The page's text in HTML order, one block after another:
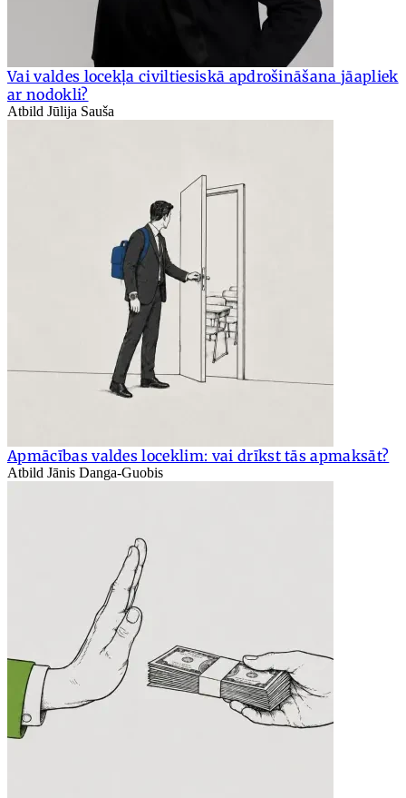
Vai valdes locekļa civiltiesiskā apdrošināšana jāapliek
ar nodokli?
Atbild Jūlija Sauša
Apmācības valdes loceklim: vai drīkst tās apmaksāt?
Atbild Jānis Danga-Guobis